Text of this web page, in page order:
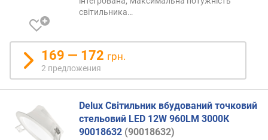
світильника…
169 — 172 грн.
2 предложения
Delux Світильник вбудований точковий
стельовий LED 12W 960LM 3000К
90018632 (90018632)